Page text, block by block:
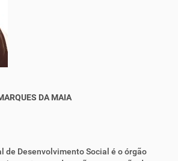
DA MAIA
de Desenvolvimento Social é o órgão